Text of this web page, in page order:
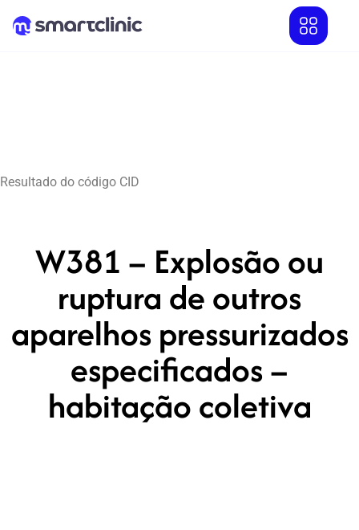
Resultado do código CID
W381 – Explosão ou
ruptura de outros
aparelhos pressurizados
especificados –
habitação coletiva